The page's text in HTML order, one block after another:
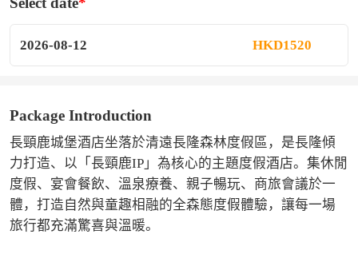
2026-08-12 HKD1520
Package Introduction
長頸鹿城堡酒店坐落於清遠長隆森林度假區，是長隆傾
力打造、以「長頸鹿IP」為核心的主題度假酒店。集休閒
度假、宴會餐飲、溫泉療養、親子暢玩、商旅會議於一
體，打造自然與童趣相融的全森態度假體驗，讓每一場
旅行都充滿驚喜與溫暖。